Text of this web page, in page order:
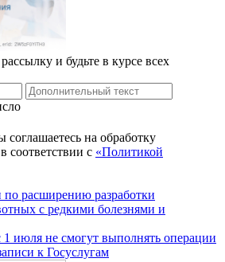
и будьте в курсе всех
на обработку
соответствии с «Политикой
по расширению разработки
с редкими болезнями и
июля не смогут выполнять операции
к Госуслугам